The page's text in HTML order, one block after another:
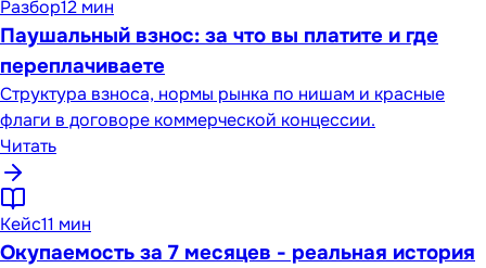
Разбор12 мин
Паушальный взнос: за что вы платите и где
переплачиваете
Структура взноса, нормы рынка по нишам и красные
флаги в договоре коммерческой концессии.
Читать
Кейс11 мин
Окупаемость за 7 месяцев - реальная история